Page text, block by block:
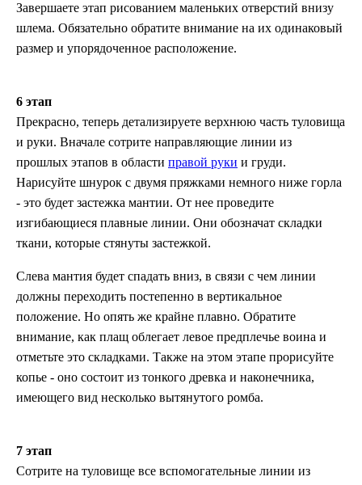
Завершаете этап рисованием маленьких отверстий внизу
шлема. Обязательно обратите внимание на их одинаковый
размер и упорядоченное расположение.
6 этап
Прекрасно, теперь детализируете верхнюю часть туловища
и руки. Вначале сотрите направляющие линии из
прошлых этапов в области правой руки и груди.
Нарисуйте шнурок с двумя пряжками немного ниже горла
- это будет застежка мантии. От нее проведите
изгибающиеся плавные линии. Они обозначат складки
ткани, которые стянуты застежкой.
Слева мантия будет спадать вниз, в связи с чем линии
должны переходить постепенно в вертикальное
положение. Но опять же крайне плавно. Обратите
внимание, как плащ облегает левое предплечье воина и
отметьте это складками. Также на этом этапе прорисуйте
копье - оно состоит из тонкого древка и наконечника,
имеющего вид несколько вытянутого ромба.
7 этап
Сотрите на туловище все вспомогательные линии из